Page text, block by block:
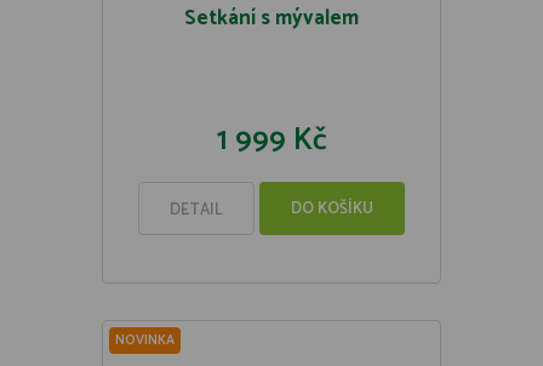
Setkání s mývalem
1 999 Kč
DETAIL DO KOŠÍKU
NOVINKA